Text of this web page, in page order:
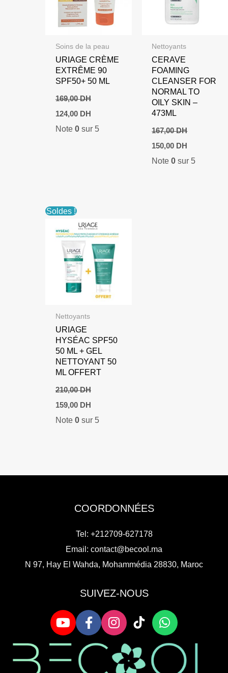
Soins de la peau
URIAGE CRÈME
EXTRÊME 90
SPF50+ 50 ML
169,00DH
Le
prix
initial
124,00 DHLe
actuel
Note 0sur 5
Nettoyants
CERAVE
FOAMING
CLEANSER FOR
NORMAL TO
OILY SKIN –
473ML
167,00DH
Le
prix
initial
150,00 DH
actuel
Note0 sur 5
Soldes !
Nettoyants
URIAGE
HYSÉAC SPF50
50 ML + GEL
NETTOYANT 50
ML OFFERT
210,00DH
Le
prix
initial
159,00 DHLe
actuel
Note 0sur 5
COORDONNÉES
Tel: +212709-627178
Email: contact@becool.ma
N 97, Hay El Wahda, Mohammédia 28830, Maroc
SUIVEZ-NOUS